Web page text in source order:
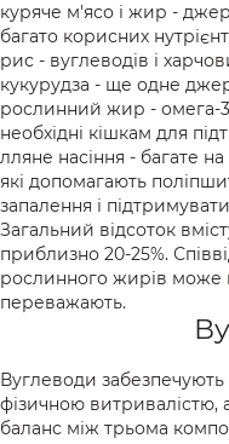
куряче м'ясо і жир -
багато корисних
рис - вуглеводів і
кукурудза - ще одне
рослинний жир - омега-
необхідні кішкам для
лляне насіння - багате
які допомагають
запалення і
Загальний відсоток
приблизно 20-25%.
рослинного жирів може
переважають.
Вуглеводи забезпечують
фізичною
баланс між трьома